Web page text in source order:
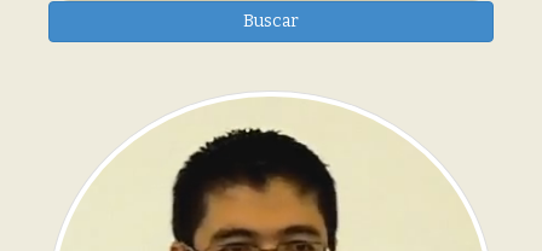
Buscar